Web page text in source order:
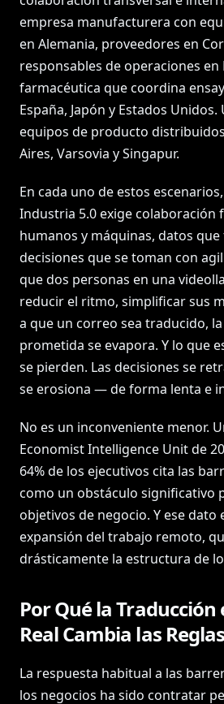
empresa manufacturera con
en Alemania, proveedores en
responsables de operaciones en
farmacéutica que coordina
España, Japón y Estados
equipos de producto
Aires, Varsovia y Singapur.
En cada uno de estos
Industria 5.0 exige colaboración
humanos y máquinas, datos
decisiones que se toman con
que dos personas en una
reducir el ritmo, simplificar sus
a que un correo sea traducido,
prometida se evapora. Y lo que
se pierden. Las decisiones se
se erosiona — de forma lenta e
No es un inconveniente menor.
Economist Intelligence Unit de
64% de los ejecutivos cita las
como un obstáculo significativo
objetivos de negocio. Y ese dato
expansión del trabajo remoto,
drásticamente la estructura de
Por Qué la Traducción
Real Cambia las Reglas
La respuesta habitual a las
los negocios ha sido contratar